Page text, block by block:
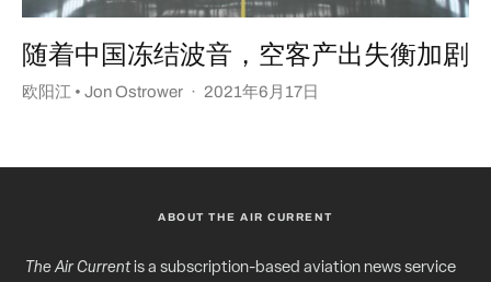
随着中国冻结波音，空客产出失衡加剧
欧阳江 • Jon Ostrower · 2021年6月17日
ABOUT THE AIR CURRENT
The Air Currentis a subscription-based aviation news service